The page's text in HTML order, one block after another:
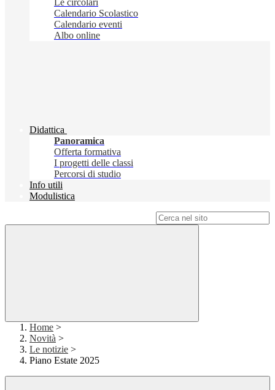
Le circolari
Calendario Scolastico
Calendario eventi
Albo online
Didattica
Panoramica
Offerta formativa
I progetti delle classi
Percorsi di studio
Info utili
Modulistica
Home >
Novità >
Le notizie >
Piano Estate 2025